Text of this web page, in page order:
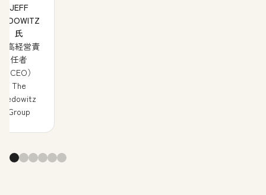
JEFF
氏
高経営責
任者
（CEO）
The
Pedowitz
Group